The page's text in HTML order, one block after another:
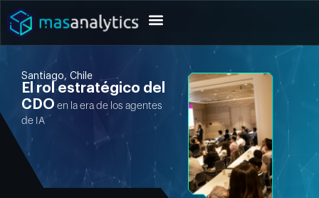
Santiago, Chile
El rol estratégico del
CDO en la era de los agentes
de IA